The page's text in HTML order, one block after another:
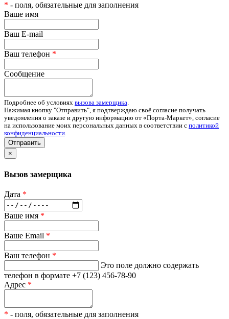
* - поля, обязательные для заполнения
Ваше имя
Ваш E-mail
Ваш телефон *
Сообщение
Подробнее об условиях вызова замерщика.
Нажимая кнопку "Отправить", я подтверждаю своё согласие получать
уведомления о заказе и другую информацию от «Порта-Маркет», согласие
на использование моих персональных данных в соответствии с политикой
конфиденциальности.
Отправить
×
Вызов замерщика
Дата *
Ваше имя *
Ваше Email *
Ваш телефон *
Это поле должно содержать
телефон в формате +7 (123) 456-78-90
Адрес *
* - поля, обязательные для заполнения